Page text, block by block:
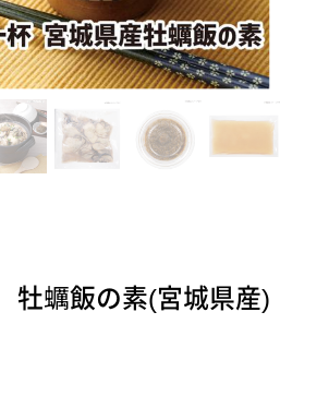
蠣飯の素(宮城県産)